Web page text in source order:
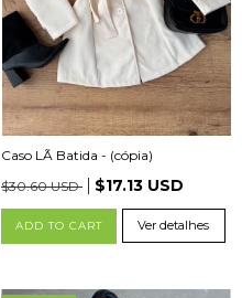
Caso LÃ Batida - (cópia)
$30.60 USD
$17.13 USD
ADD TO CART Ver detalhes